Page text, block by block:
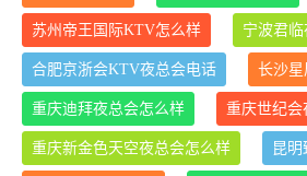
苏州帝王国际KTV怎么样 宁波君
合肥京浙会KTV夜总会电话 长沙星
重庆迪拜夜总会怎么样 重庆世纪会
重庆新金色天空夜总会怎么样 昆